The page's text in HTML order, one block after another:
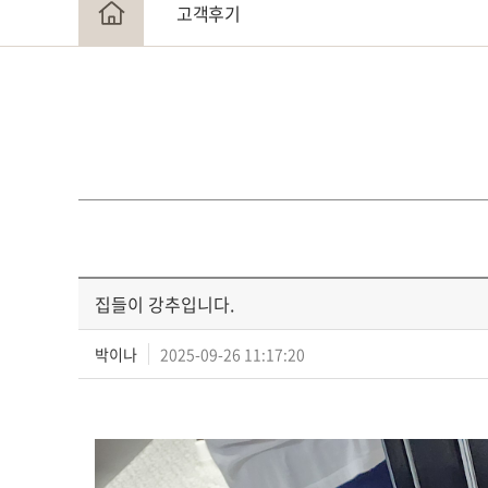
고객후기
집들이 강추입니다.
박이나 2025-09-26 11:17:20